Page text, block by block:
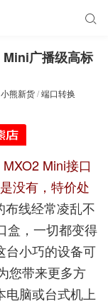

广播级高标
小熊新货/端口转换
Mini接口
没有，特价处
线经常凌乱不
盒，一切都变得
台小巧的设备可
您带来更多方
电脑或台式机上